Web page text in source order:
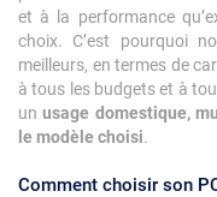
et à la performance
choix. C’est pourquoi
meilleurs, en termes de
à tous les budgets et à
unusage domestique,
le modèle choisi.
Comment choisir son